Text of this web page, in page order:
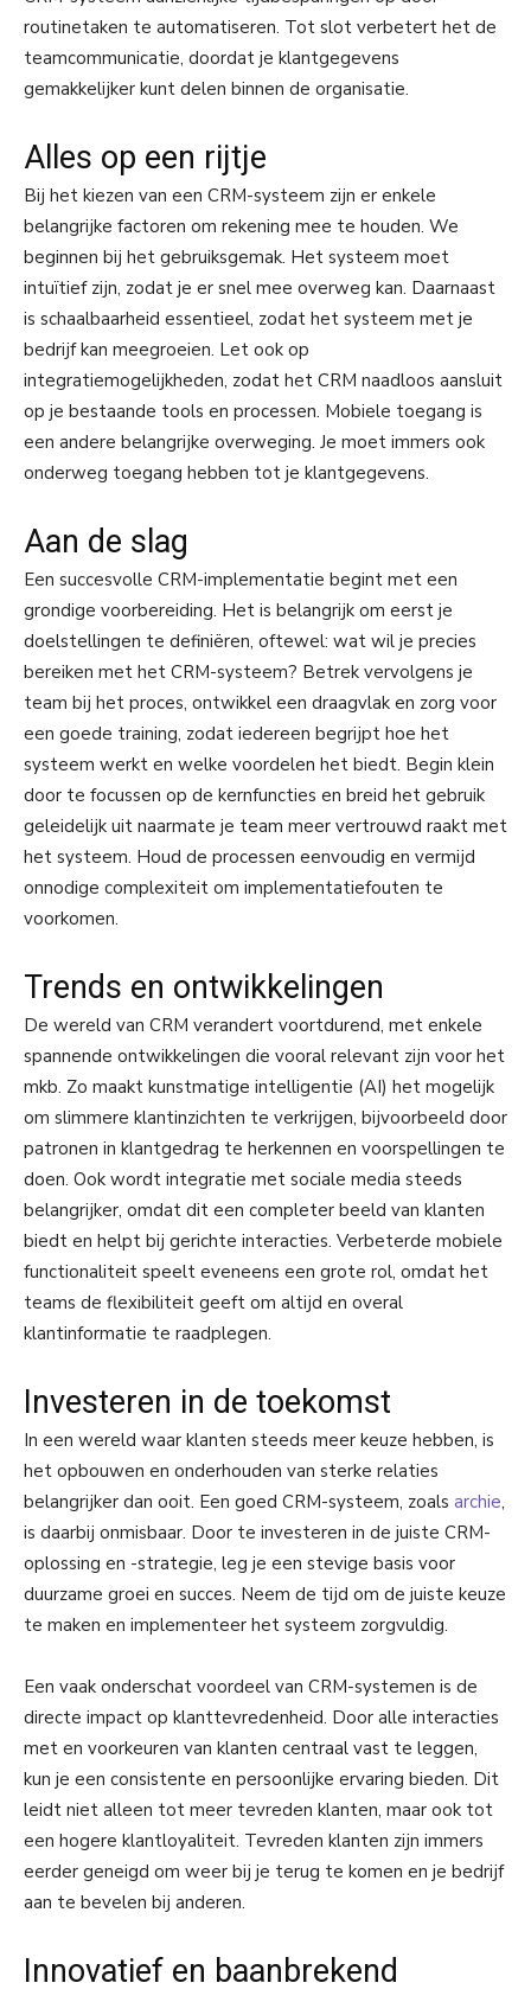
routinetaken te automatiseren. Tot slot verbetert het de
teamcommunicatie, doordat je klantgegevens
gemakkelijker kunt delen binnen de organisatie.
Alles op een rijtje
Bij het kiezen van een CRM-systeem zijn er enkele
belangrijke factoren om rekening mee te houden. We
beginnen bij het gebruiksgemak. Het systeem moet
intuïtief zijn, zodat je er snel mee overweg kan. Daarnaast
is schaalbaarheid essentieel, zodat het systeem met je
bedrijf kan meegroeien. Let ook op
integratiemogelijkheden, zodat het CRM naadloos aansluit
op je bestaande tools en processen. Mobiele toegang is
een andere belangrijke overweging. Je moet immers ook
onderweg toegang hebben tot je klantgegevens.
Aan de slag
Een succesvolle CRM-implementatie begint met een
grondige voorbereiding. Het is belangrijk om eerst je
doelstellingen te definiëren, oftewel: wat wil je precies
bereiken met het CRM-systeem? Betrek vervolgens je
team bij het proces, ontwikkel een draagvlak en zorg voor
een goede training, zodat iedereen begrijpt hoe het
systeem werkt en welke voordelen het biedt. Begin klein
door te focussen op de kernfuncties en breid het gebruik
geleidelijk uit naarmate je team meer vertrouwd raakt met
het systeem. Houd de processen eenvoudig en vermijd
onnodige complexiteit om implementatiefouten te
voorkomen.
Trends en ontwikkelingen
De wereld van CRM verandert voortdurend, met enkele
spannende ontwikkelingen die vooral relevant zijn voor het
mkb. Zo maakt kunstmatige intelligentie (AI) het mogelijk
om slimmere klantinzichten te verkrijgen, bijvoorbeeld door
patronen in klantgedrag te herkennen en voorspellingen te
doen. Ook wordt integratie met sociale media steeds
belangrijker, omdat dit een completer beeld van klanten
biedt en helpt bij gerichte interacties. Verbeterde mobiele
functionaliteit speelt eveneens een grote rol, omdat het
teams de flexibiliteit geeft om altijd en overal
klantinformatie te raadplegen.
Investeren in de toekomst
In een wereld waar klanten steeds meer keuze hebben, is
het opbouwen en onderhouden van sterke relaties
belangrijker dan ooit. Een goed CRM-systeem, zoals archie,
is daarbij onmisbaar. Door te investeren in de juiste CRM-
oplossing en -strategie, leg je een stevige basis voor
duurzame groei en succes. Neem de tijd om de juiste keuze
te maken en implementeer het systeem zorgvuldig.
Een vaak onderschat voordeel van CRM-systemen is de
directe impact op klanttevredenheid. Door alle interacties
met en voorkeuren van klanten centraal vast te leggen,
kun je een consistente en persoonlijke ervaring bieden. Dit
leidt niet alleen tot meer tevreden klanten, maar ook tot
een hogere klantloyaliteit. Tevreden klanten zijn immers
eerder geneigd om weer bij je terug te komen en je bedrijf
aan te bevelen bij anderen.
Innovatief en baanbrekend